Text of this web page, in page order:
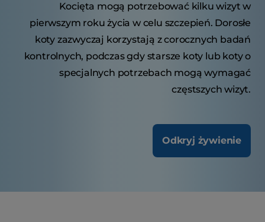
Kocięta mogą potrzebować kilku wizyt w
pierwszym roku życia w celu szczepień. Dorosłe
koty zazwyczaj korzystają z corocznych badań
kontrolnych, podczas gdy starsze koty lub koty o
specjalnych potrzebach mogą wymagać
częstszych wizyt.
Odkryj żywienie